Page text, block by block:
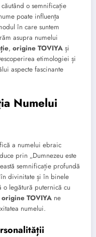
o semnificație
poate influența
în care suntem
asupra numelui
, origine TOVIYA și
etimologiei și
aspecte fascinante
Numelui
a numelui ebraic
prin „Dumnezeu este
semnificație profundă
divinitate și în binele
legătură puternică cu
origine TOVIYA ne
numelui.